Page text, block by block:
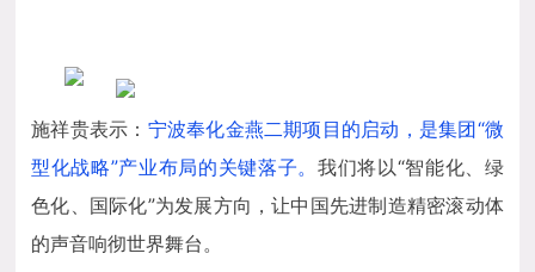
施祥贵表示： 宁波奉化金燕二期项目的启动，是集团“微
型化战略”产业布局的关键落子。 我们将以“智能化、绿
色化、国际化”为发展方向，让中国先进制造精密滚动体
的声音响彻世界舞台。